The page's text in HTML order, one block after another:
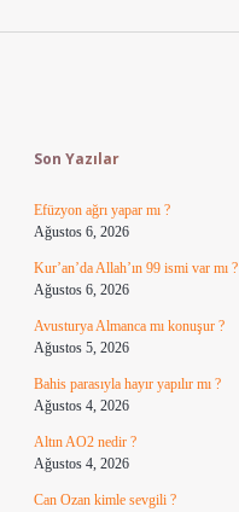
Son Yazılar
Efüzyon ağrı yapar mı ?
Ağustos 6, 2026
Kur’an’da Allah’ın 99 ismi var mı ?
Ağustos 6, 2026
Avusturya Almanca mı konuşur ?
Ağustos 5, 2026
Bahis parasıyla hayır yapılır mı ?
Ağustos 4, 2026
Altın AO2 nedir ?
Ağustos 4, 2026
Can Ozan kimle sevgili ?